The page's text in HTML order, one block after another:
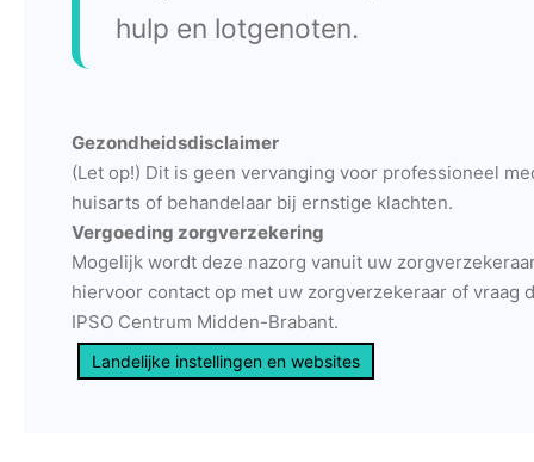
hulp en lotgenoten.
Gezondheidsdisclaimer
(Let op!) Dit is geen vervanging voor professioneel
huisarts of behandelaar bij ernstige klachten.
Vergoeding zorgverzekering
Mogelijk wordt deze nazorg vanuit uw
hiervoor contact op met uw zorgverzekeraar of vraag
IPSO Centrum Midden-Brabant.
Landelijke instellingen en websites